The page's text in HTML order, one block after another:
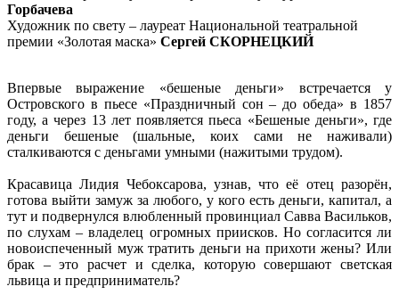
Горбачева
Художник по свету – лауреат Национальной театральной
премии «Золотая маска» Сергей СКОРНЕЦКИЙ
Впервые выражение «бешеные деньги» встречается у
Островского в пьесе «Праздничный сон – до обеда» в 1857
году, а через 13 лет появляется пьеса «Бешеные деньги», где
деньги бешеные (шальные, коих сами не наживали)
сталкиваются с деньгами умными (нажитыми трудом).
Красавица Лидия Чебоксарова, узнав, что её отец разорён,
готова выйти замуж за любого, у кого есть деньги, капитал, а
тут и подвернулся влюбленный провинциал Савва Васильков,
по слухам – владелец огромных приисков. Но согласится ли
новоиспеченный муж тратить деньги на прихоти жены? Или
брак – это расчет и сделка, которую совершают светская
львица и предприниматель?